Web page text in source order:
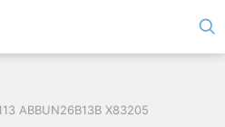
ABBUN26B13B Х83205